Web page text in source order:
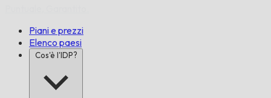
Piani e prezzi
Elenco paesi
Cos'è l'IDP?